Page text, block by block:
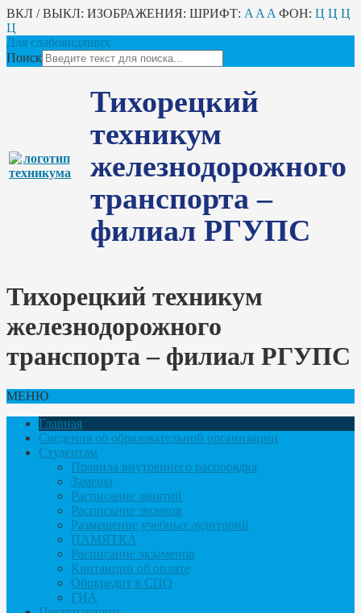
ВКЛ / ВЫКЛ: ИЗОБРАЖЕНИЯ: ШРИФТ: A A A ФОН: Ц Ц Ц
Ц
Для слабовидящих
Поиск
Тихорецкий
техникум
железнодорожного
транспорта –
филиал РГУПС
Тихорецкий техникум
железнодорожного
транспорта – филиал РГУПС
МЕНЮ
Главная
Сведения об образовательной организации
Студентам
Правила внутреннего распорядка
Замены
Расписание занятий
Расписание звонков
Размещение учебных аудиторий
ПАМЯТКА
Расписание экзаменов
Квитанции об оплате
Обркредит в СПО
ГИА